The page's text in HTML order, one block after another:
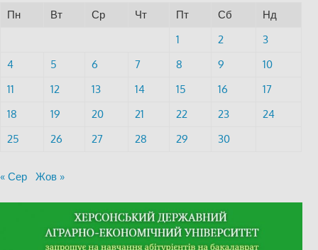
Пн
Вт Ср Чт Пт Сб
Нд
1
2
3
4
5 6 7 8 9
10
11
12 13 14 15 16
17
18
19 20 21 22 23
24
25
26 27 28 29 30
« Сер Жов »